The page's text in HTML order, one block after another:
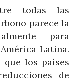
todas las
parece la
para
Latina.
que los países
de